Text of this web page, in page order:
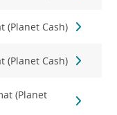
(Planet Cash)
(Planet Cash)
(Planet